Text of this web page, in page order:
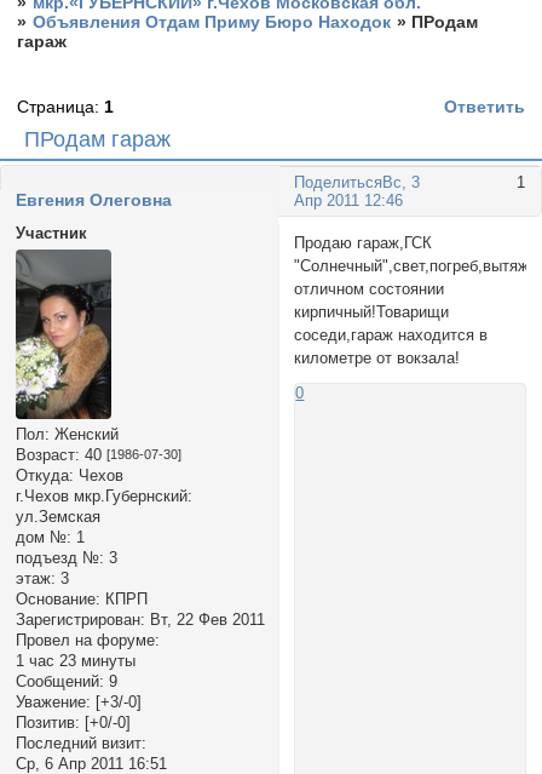
» Объявления Отдам Приму Бюро Находок » ПРодам
гараж
ПРодам гараж
Страница: 1 Ответить
Поделиться 1
Вс, 3
Апр 2011 12:46
Евгения Олеговна
Участник
Пол: Женский
Возраст: 40 [1986-07-30]
Откуда: Чехов
г.Чехов мкр.Губернский:
ул.Земская
дом №: 1
подъезд №: 3
этаж: 3
Основание: КПРП
Зарегистрирован: Вт, 22 Фев 2011
Провел на форуме:
1 час 23 минуты
Сообщений: 9
Уважение: [+3/-0]
Позитив: [+0/-0]
Последний визит:
Ср, 6 Апр 2011 16:51
Продаю гараж,ГСК
отличном состоянии
кирпичный!Товарищи
соседи,гараж находится в
километре от вокзала!
0